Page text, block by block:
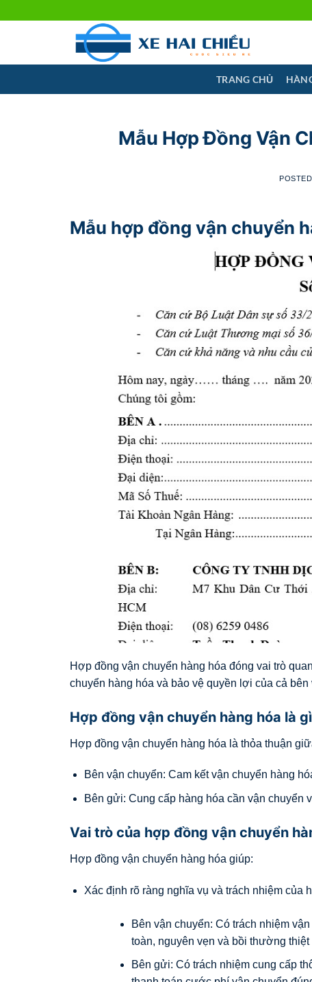
TRANG CHỦ
Mẫu Hợp Đồng Vận
Mẫu hợp đồng vận chuyển
Hợp đồng vận chuyển hàng hóa đóng vai trò
chuyển hàng hóa và bảo vệ quyền lợi của cả
Hợp đồng vận chuyển hàng hóa là
Hợp đồng vận chuyển hàng hóa là thỏa thuận
Bên vận chuyển: Cam kết vận chuyển hàng
Bên gửi: Cung cấp hàng hóa cần vận chuyển
Vai trò của hợp đồng vận chuyển
Hợp đồng vận chuyển hàng hóa giúp:
Xác định rõ ràng nghĩa vụ và trách nhiệm của
Bên vận chuyển: Có trách nhiệm
toàn, nguyên vẹn và bồi thường thiệt
Bên gửi: Có trách nhiệm cung cấp